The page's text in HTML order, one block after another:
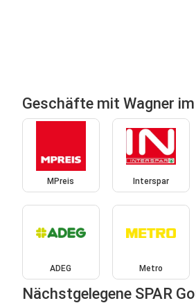
Geschäfte mit Wagner
MPreis Interspar
ADEG Metro
Nächstgelegene SPAR